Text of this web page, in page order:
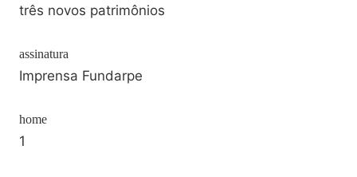
três novos patrimônios
assinatura
Imprensa Fundarpe
home
1